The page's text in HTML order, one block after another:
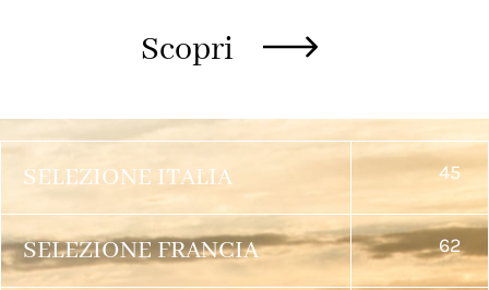
Scopri
SELEZIONE ITALIA 45
SELEZIONE FRANCIA 62